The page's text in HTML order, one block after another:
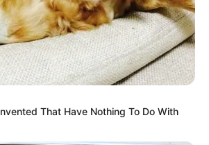
That Have Nothing To Do With